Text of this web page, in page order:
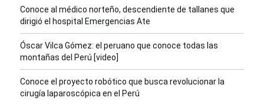
Conoce al médico norteño, descendiente de tallanes que
dirigió el hospital Emergencias Ate
Óscar Vilca Gómez: el peruano que conoce todas las
montañas del Perú [video]
Conoce el proyecto robótico que busca revolucionar la
cirugía laparoscópica en el Perú